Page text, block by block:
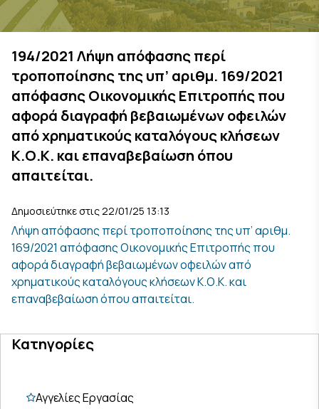
194/2021 Λήψη απόφασης περί
τροποποίησης της υπ’ αριθμ. 169/2021
απόφασης Οικονομικής Επιτροπής που
αφορά διαγραφή βεβαιωμένων οφειλών
από χρηματικούς καταλόγους κλήσεων
Κ.Ο.Κ. και επαναβεβαίωση όπου
απαιτείται.
Δημοσιεύτηκε στις 22/01/25 13:13
Λήψη απόφασης περί τροποποίησης της υπ’ αριθμ.
169/2021 απόφασης Οικονομικής Επιτροπής που
αφορά διαγραφή βεβαιωμένων οφειλών από
χρηματικούς καταλόγους κλήσεων Κ.Ο.Κ. και
επαναβεβαίωση όπου απαιτείται.
Κατηγορίες
Αγγελίες Εργασίας